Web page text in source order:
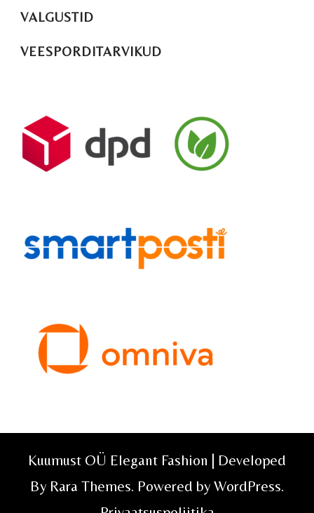
VALGUSTID
VEESPORDITARVIKUD
Kuumust OÜ Elegant Fashion | Developed
By Rara Themes. Powered by WordPress.